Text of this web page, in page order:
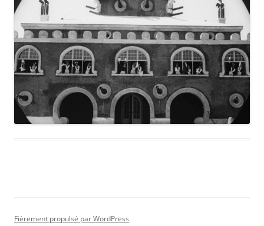
Fièrement propulsé par WordPress